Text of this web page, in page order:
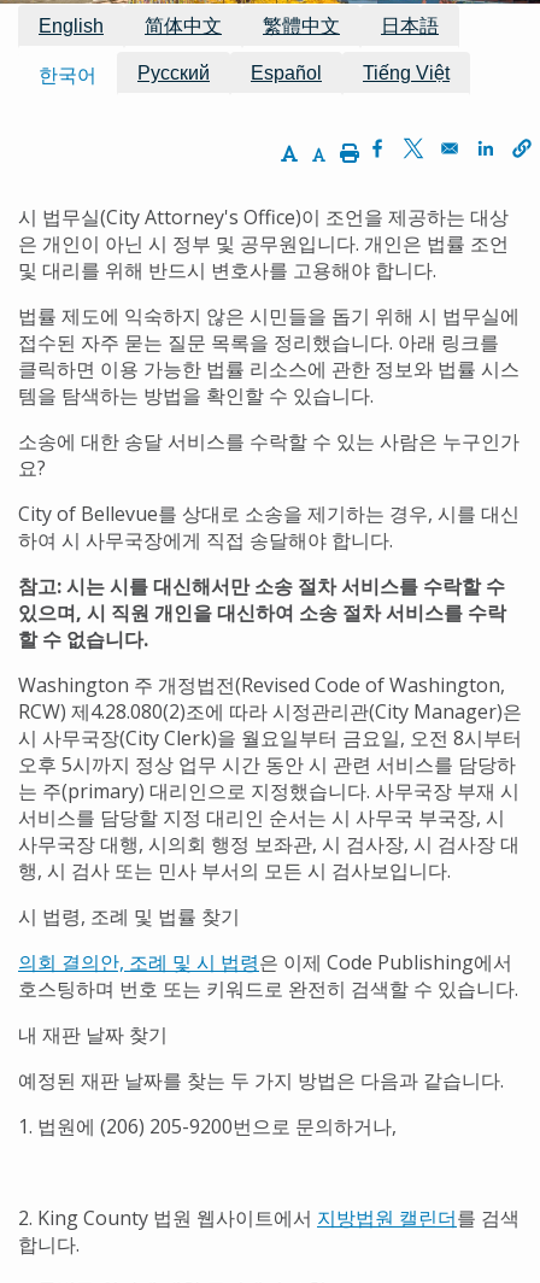
이용 가능한 번역
English 简体中文 繁體中文 日本語
한국어 Русский Español Tiếng Việt
Increase Text Size
Decrease Text Size
PrintOpens in a new
Opens in a
시 법무실(City Attorney's Office)이 조언을 제공하는 대상
은 개인이 아닌 시 정부 및 공무원입니다. 개인은 법률 조언
및 대리를 위해 반드시 변호사를 고용해야 합니다.
법률 제도에 익숙하지 않은 시민들을 돕기 위해 시 법무실에
접수된 자주 묻는 질문 목록을 정리했습니다. 아래 링크를
클릭하면 이용 가능한 법률 리소스에 관한 정보와 법률 시스
템을 탐색하는 방법을 확인할 수 있습니다.
소송에 대한 송달 서비스를 수락할 수 있는 사람은 누구인가
요?
City of Bellevue를 상대로 소송을 제기하는 경우, 시를 대신
하여 시 사무국장에게 직접 송달해야 합니다.
참고: 시는 시를 대신해서만 소송 절차 서비스를 수락할 수
있으며, 시 직원 개인을 대신하여 소송 절차 서비스를 수락
할 수 없습니다.
Washington 주 개정법전(Revised Code of Washington,
RCW) 제4.28.080(2)조에 따라 시정관리관(City Manager)은
시 사무국장(City Clerk)을 월요일부터 금요일, 오전 8시부터
오후 5시까지 정상 업무 시간 동안 시 관련 서비스를 담당하
는 주(primary) 대리인으로 지정했습니다. 사무국장 부재 시
서비스를 담당할 지정 대리인 순서는 시 사무국 부국장, 시
사무국장 대행, 시의회 행정 보좌관, 시 검사장, 시 검사장 대
행, 시 검사 또는 민사 부서의 모든 시 검사보입니다.
시 법령, 조례 및 법률 찾기
의회 결의안, 조례 및 시 법령은 이제 Code Publishing에서
호스팅하며 번호 또는 키워드로 완전히 검색할 수 있습니다.
내 재판 날짜 찾기
예정된 재판 날짜를 찾는 두 가지 방법은 다음과 같습니다.
1. 법원에 (206) 205-9200번으로 문의하거나,
2. King County 법원 웹사이트에서 지방법원 캘린더를 검색
합니다.